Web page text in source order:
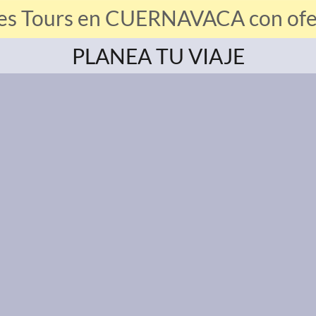
Tours en CUERNAVACA con
PLANEA TU VIAJE